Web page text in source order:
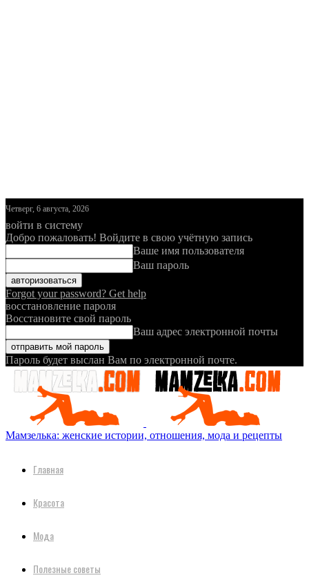
Четверг, 6 августа, 2026
войти в систему
Добро пожаловать! Войдите в свою учётную запись
Ваше имя пользователя
Ваш пароль
Forgot your password? Get help
восстановление пароля
Восстановите свой пароль
Ваш адрес электронной почты
Пароль будет выслан Вам по электронной почте.
Мамзелька: женские истории, отношения, мода и рецепты
Главная
Красота
Мода
Полезные советы